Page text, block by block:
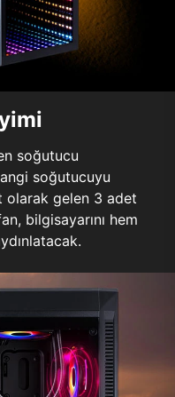
soğutucu
soğutucuyu
olarak gelen 3 adet
bilgisayarını hem